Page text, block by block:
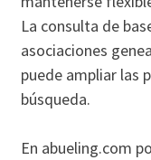
La consulta de
asociaciones
puede ampliar las
búsqueda.
En abueling.com